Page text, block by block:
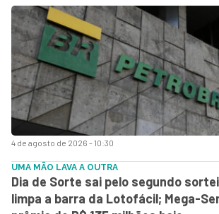
4 de agosto de 2026 - 10:30
UMA MÃO LAVA A OUTRA
Dia de Sorte sai pelo segundo
limpa a barra da Lotofácil; Mega-